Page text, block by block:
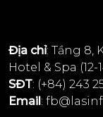
Địa chỉ: Tầng 8,
Hotel & Spa
SĐT: (+84) 243
Email: